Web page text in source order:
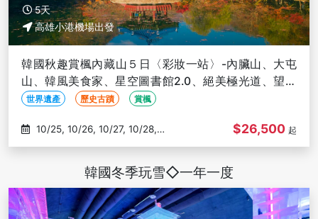
5天
高雄小港機場出發
韓國秋趣賞楓內藏山５日〈彩妝一站〉-內臟山、大屯
山、韓風美食家、星空圖書館2.0、絕美極光道、望遠
市場-高雄出發
世界遺產 歷史古蹟 賞楓
10/29
$26,500 起
韓國冬季玩雪◇一年一度